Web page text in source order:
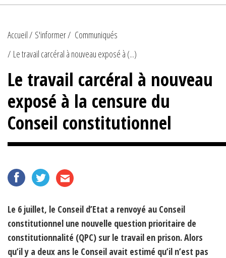
Accueil S'informer
Communiqués
Le travail carcéral à nouveau exposé à (...)
Le travail carcéral à nouveau
exposé à la censure du
Conseil constitutionnel
Le 6 juillet, le Conseil d’Etat a renvoyé au Conseil
constitutionnel une nouvelle question prioritaire de
constitutionnalité (QPC) sur le travail en prison. Alors
qu’il y a deux ans le Conseil avait estimé qu’il n’est pas